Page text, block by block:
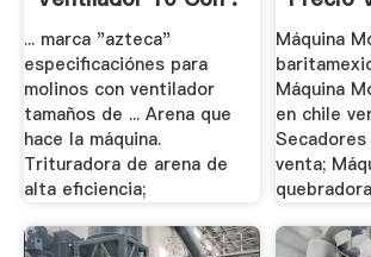
... marca "azteca"
especificaciónes para
molinos con ventilador
tamaños de ... Arena que
hace la máquina.
Trituradora de arena de
alta eficiencia;
Máquina
Máquina
en chile
venta;